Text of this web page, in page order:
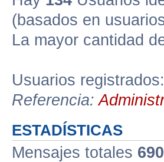
(basados en
La mayor cantidad
Usuarios
Referencia:
ESTADÍSTICAS
Mensajes totales 690